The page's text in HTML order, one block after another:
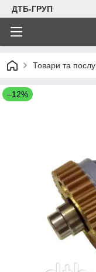
ДТБ-ГРУП
Товари та
–12%